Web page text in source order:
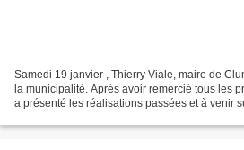
Samedi 19 janvier , Thierry Viale, maire de
la municipalité. Après avoir remercié tous les
a présenté les réalisations passées et à venir